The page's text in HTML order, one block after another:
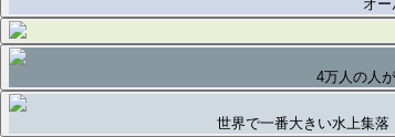
オ
4万人の人
世界で一番大きい水上集